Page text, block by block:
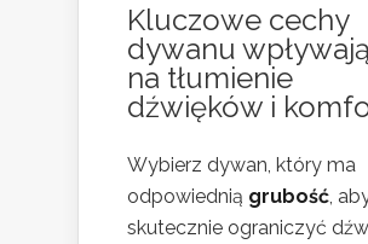
Kluczowe cechy
dywanu
na tłumienie
dźwięków i
Wybierz dywan, który ma
odpowiednią grubość,
skutecznie ograniczyć